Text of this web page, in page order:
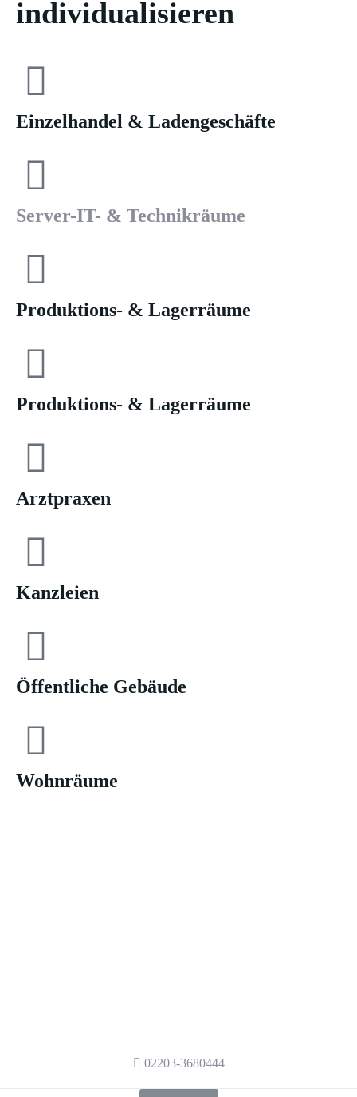
individualisieren
Einzelhandel & Ladengeschäfte
Server-IT- & Technikräume
Produktions- & Lagerräume
Produktions- & Lagerräume
Arztpraxen
Kanzleien
Öffentliche Gebäude
Wohnräume
02203-3680444